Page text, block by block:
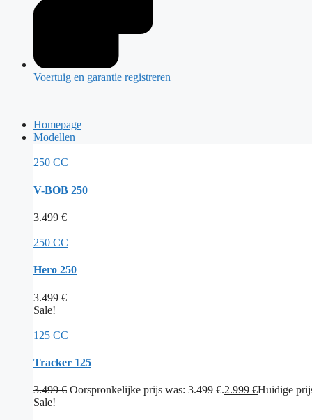
Voertuig en garantie registreren
Homepage
Modellen
250 CC
V-BOB 250
3.499 €
250 CC
Hero 250
3.499 €
Sale!
125 CC
Tracker 125
3.499€ Oorspronkelijke prijs was: 3.499 €.2.999 €Huidige
Sale!